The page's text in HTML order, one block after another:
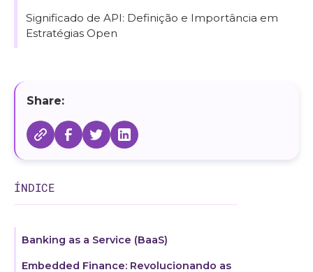
Significado de API: Definição e Importância em
Estratégias Open
Share:
ÍNDICE
Banking as a Service (BaaS)
Embedded Finance: Revolucionando as